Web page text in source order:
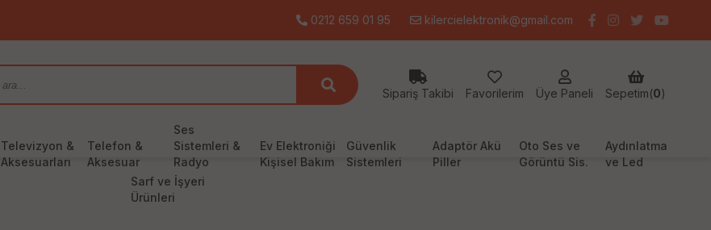
0212 659 01 95 kilercielektronik@gmail.com
Sipariş Takibi Favorilerim Üye Paneli Sepetim(0)
Televizyon &
Aksesuarları
Telefon &
Aksesuar
Ses
Sistemleri &
Radyo
Ev Elektroniği
Kişisel Bakım
Güvenlik
Sistemleri
Adaptör Akü
Piller
Oto Ses ve
Görüntü Sis.
Aydınlatma
ve Led
Sarf ve İşyeri
Ürünleri